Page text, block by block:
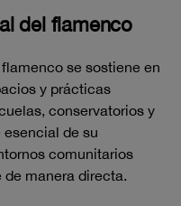
del flamenco
se sostiene en
y prácticas
conservatorios y
esencial de su
comunitarios
manera directa.